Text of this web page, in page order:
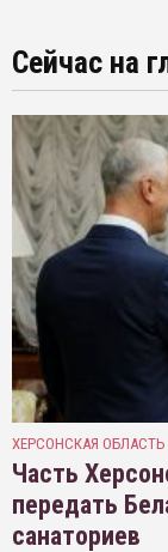
Сейчас на
ХЕРСОНСКАЯ ОБЛАСТЬ
Часть
передать
санаториев